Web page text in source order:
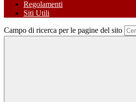
Regolamenti
Siti Utili
Campo di ricerca per le pagine del sito